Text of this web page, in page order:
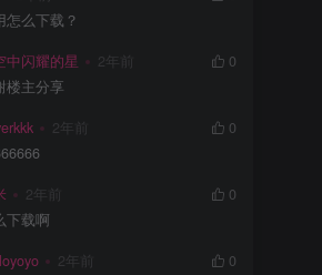
怎么下载？
中闪耀的星 2年前
0
楼主分享
2年前
0
2年前
0
下载啊
2年前
0